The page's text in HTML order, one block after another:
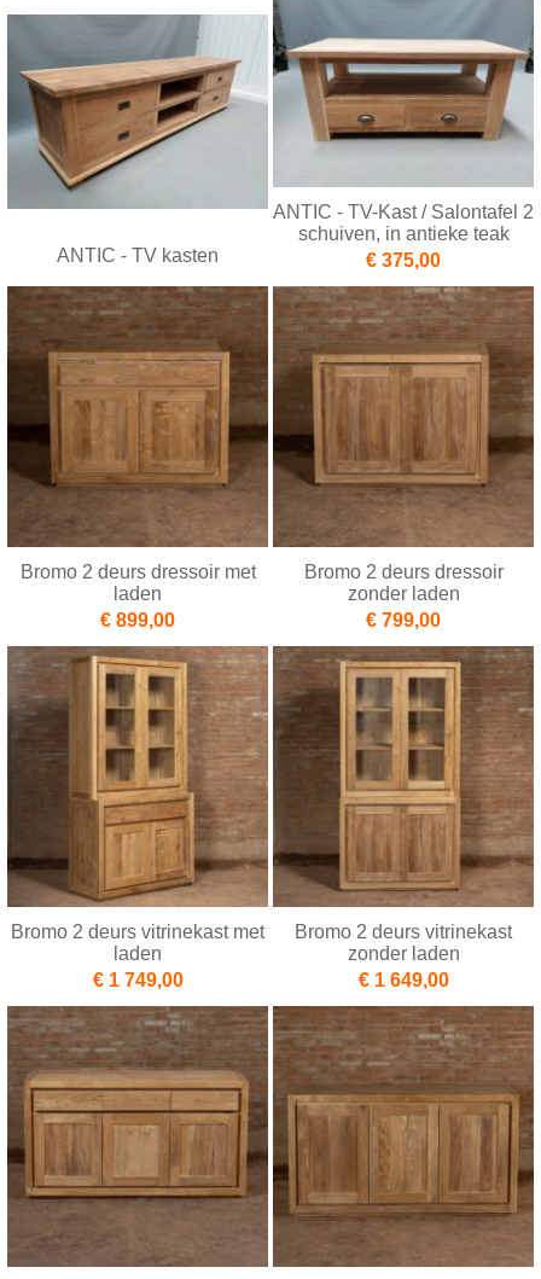
ANTIC - TV kasten
ANTIC - TV-Kast / Salontafel 2
schuiven, in antieke teak
€ 375,00
Bromo 2 deurs dressoir met
laden
€ 899,00
Bromo 2 deurs dressoir
zonder laden
€ 799,00
Bromo 2 deurs vitrinekast met
laden
€ 1 749,00
Bromo 2 deurs vitrinekast
zonder laden
€ 1 649,00